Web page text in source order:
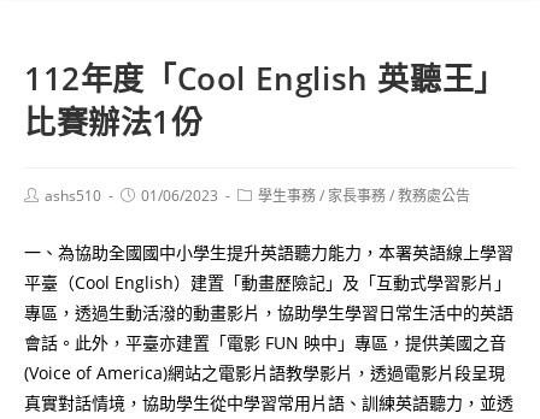
112年度「Cool English 英聽王」
比賽辦法1份
Postashs510
Post01/06/2023
Post學生事務/ 家長事務/教務處公告
一、為協助全國國中小學生提升英語聽力能力，本署英語線上學習
平臺（Cool English）建置「動畫歷險記」及「互動式學習影片」
專區，透過生動活潑的動畫影片，協助學生學習日常生活中的英語
會話。此外，平臺亦建置「電影 FUN 映中」專區，提供美國之音
(Voice of America)網站之電影片語教學影片，透過電影片段呈現
真實對話情境，協助學生從中學習常用片語、訓練英語聽力，並透